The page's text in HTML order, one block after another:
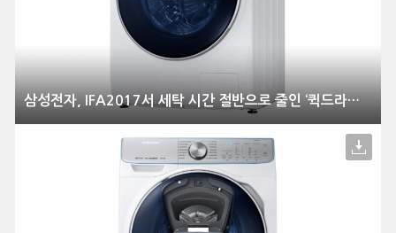
삼성전자, IFA2017서 세탁 시간 절반으로 줄인 ‘퀵드라이브’ 공개